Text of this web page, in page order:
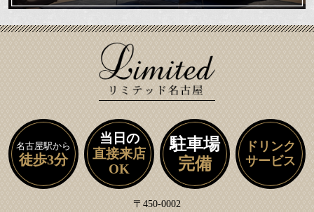
名古屋駅から
徒歩3分
当日の
直接来店
OK
駐車場
完備
ドリンク
サービス
〒450-0002